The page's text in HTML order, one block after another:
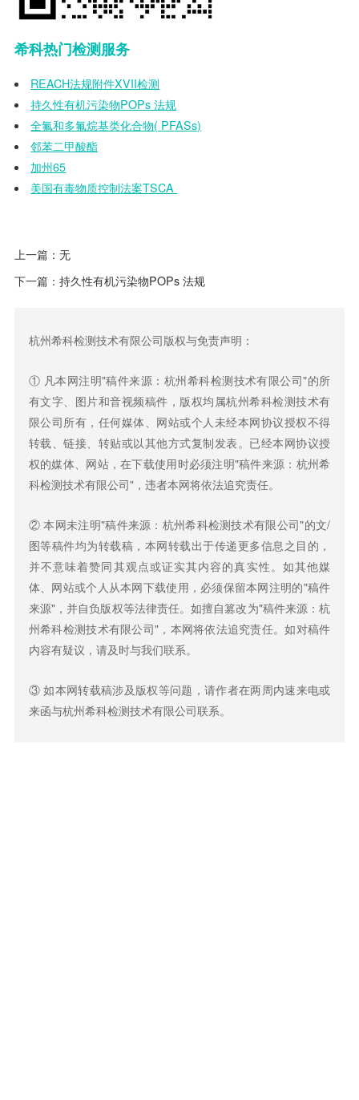
希科热门检测服务
REACH法规附件XVII检测
持久性有机污染物POPs 法规
全氟和多氟烷基类化合物( PFASs)
邻苯二甲酸酯
加州65
美国有毒物质控制法案TSCA
上一篇：无
下一篇： 持久性有机污染物POPs 法规
杭州希科检测技术有限公司版权与免责声明：
① 凡本网注明"稿件来源：杭州希科检测技术有限公司"的所
有文字、图片和音视频稿件，版权均属杭州希科检测技术有
限公司所有，任何媒体、网站或个人未经本网协议授权不得
转载、链接、转贴或以其他方式复制发表。已经本网协议授
权的媒体、网站，在下载使用时必须注明"稿件来源：杭州希
科检测技术有限公司"，违者本网将依法追究责任。
② 本网未注明"稿件来源：杭州希科检测技术有限公司"的文/
图等稿件均为转载稿，本网转载出于传递更多信息之目的，
并不意味着赞同其观点或证实其内容的真实性。如其他媒
体、网站或个人从本网下载使用，必须保留本网注明的"稿件
来源"，并自负版权等法律责任。如擅自篡改为"稿件来源：杭
州希科检测技术有限公司"，本网将依法追究责任。如对稿件
内容有疑议，请及时与我们联系。
③ 如本网转载稿涉及版权等问题，请作者在两周内速来电或
来函与杭州希科检测技术有限公司联系。